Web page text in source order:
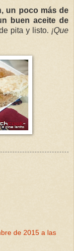
un poco más de
buen aceite de
pita y listo. ¡Que
de 2015 a las